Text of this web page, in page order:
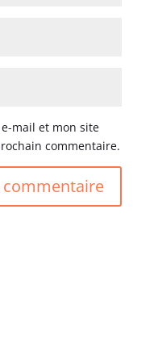
mail et mon site
commentaire.